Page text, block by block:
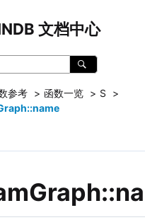
文档中心
参考 函数一览
S